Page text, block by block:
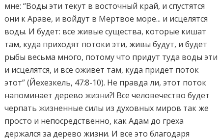
мне: “Воды эти текут в восточный край, и спустятся
они к Араве, и войдут в Мертвое море... и исцелятся
воды. И будет: все живые существа, которые кишат
там, куда приходят потоки эти, живы будут, и будет
рыбы весьма много, потому что придут туда воды эти
и исцелятся, и все оживет там, куда придет поток
этот” (Йехезкель, 47:8-10). Не правда ли, этот поток
напоминает дерево жизни?! Все человечество будет
черпать жизненные силы из духовных миров так же
просто и непосредственно, как Адам до греха
держался за дерево жизни. И все это благодаря